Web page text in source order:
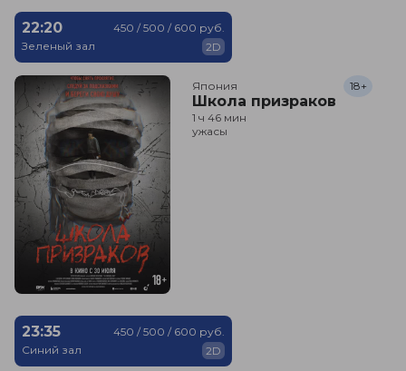
22:20
Зеленый зал
450 / 500 / 600 руб.
2D
Япония
Школа призраков
18+
1 ч 46 мин
ужасы
23:35
Синий зал
450 / 500 / 600 руб.
2D